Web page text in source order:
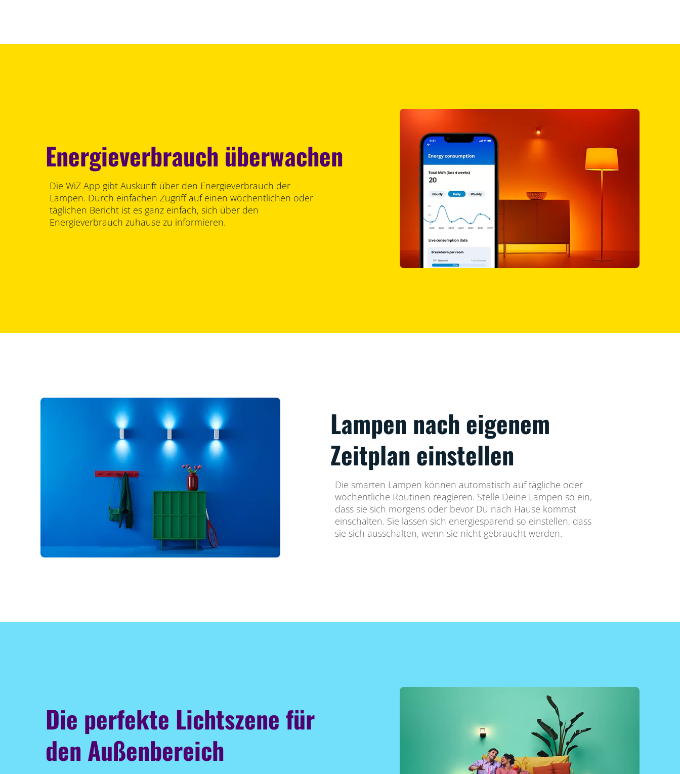
Energieverbrauch überwachen
Die WiZ App gibt Auskunft über den Energieverbrauch der
Lampen. Durch einfachen Zugriff auf einen wöchentlichen oder
täglichen Bericht ist es ganz einfach, sich über den
Energieverbrauch zuhause zu informieren.
Lampen nach eigenem
Zeitplan einstellen
Die smarten Lampen können automatisch auf tägliche oder
wöchentliche Routinen reagieren. Stelle Deine Lampen so ein,
dass sie sich morgens oder bevor Du nach Hause kommst
einschalten. Sie lassen sich energiesparend so einstellen, dass
sie sich ausschalten, wenn sie nicht gebraucht werden.
Die perfekte Lichtszene für
den Außenbereich